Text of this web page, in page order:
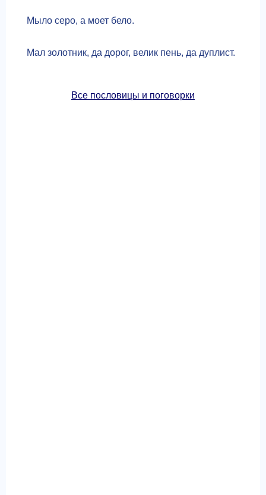
Мыло серо, а моет бело.
Мал золотник, да дорог, велик пень, да дуплист.
Все пословицы и поговорки